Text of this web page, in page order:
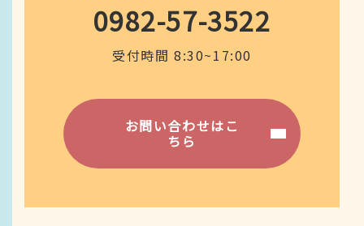
0982-57-3522
受付時間 8:30~17:00
お問い合わせはこ
ちら